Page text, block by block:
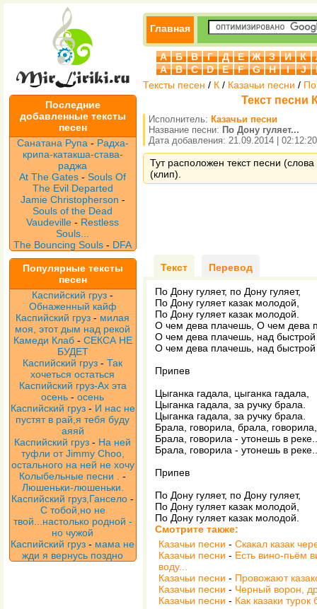
Последние
добавленные тексты
песен
Санатана Рупа - Радха-
крипа-катакша-става-
раджа
At The Gates -Souls Of
The Evil Departed
Jamie Christopherson -
Souls of the Dead
Vaudeville- Restless
Souls...
The Bouncing Souls - DFA
Популярные тексты
песен
Каспийский груз -
Обнаженный кайф
Каспийский груз - милая
моя, этот дым над рекой
Камеди Клаб - СЕКСА НЕ
БУДЕТ
Каспийский груз -Так
хочеться остаться
Каспийский груз-Ах эта
осень -осень
Каспийский груз - И нас не
пустят в рай,я тебя буду
аяяй
Каспийский груз - На ней
туфли от Jimmy Choo,
остального на ней не хочу
Колыбельные песни .
-
Люшеньки-люшеньки.
Каспийский груз,Гансело -
С тобой,но не
твой...настолько родной -
но чужой
Каспийский груз - мама не
жди я вернусь поздно
Главная
А Б В Г Д Е Ж З И К
A
B C D E F G H I J
Тексты песен / К / Казачьи песни / По
Текст песни
Исполнитель: Казачьи песни
Название песни: По Дону гуляет...
Дата добавления: 21.09.2014 | 02:12:20
Тут расположен текст песни
(клип).
Текст Перевод
По Дону гуляет, по Дону гуляет,
По Дону гуляет казак молодой,
По Дону гуляет казак молодой.
О чем дева плачешь, О чем дева
О чем дева плачешь, над быстрой
О чем дева плачешь, над быстрой
Припев
Цыганка гадала, цыганка гадала,
Цыганка гадала, за ручку брала.
Цыганка гадала, за ручку брала.
Брала, говорила, брала, говорила,
Брала, говорила - утонешь в
Брала, говорила - утонешь в
Припев
По Дону гуляет, по Дону гуляет,
По Дону гуляет казак молодой,
По Дону гуляет казак молодой.
Смотрите также:
Казачьи песни - Скакал казак
Казачьи песни - Есть вино-пьём
воду...
Казачьи песни - Провожают
Казачьи песни - Черный ворон,
Казачьи песни - Как казаки турок